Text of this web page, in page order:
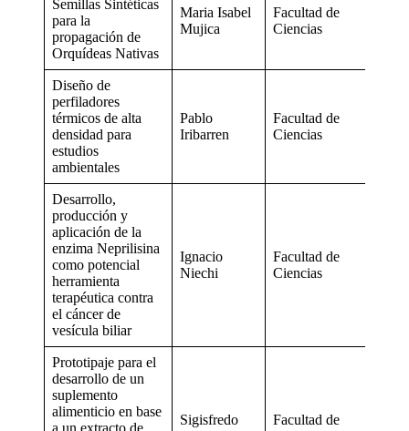
Semillas Sintéticas
para la
propagación de
Orquídeas Nativas
Maria Isabel
Mujica
Facultad de
Ciencias
Diseño de
perfiladores
térmicos de alta
densidad para
estudios
ambientales
Pablo
Iribarren
Facultad de
Ciencias
Desarrollo,
producción y
aplicación de la
enzima Neprilisina
como potencial
herramienta
terapéutica contra
el cáncer de
vesícula biliar
Ignacio
Niechi
Facultad de
Ciencias
Prototipaje para el
desarrollo de un
suplemento
alimenticio en base
a un extracto de
Sigisfredo
Facultad de